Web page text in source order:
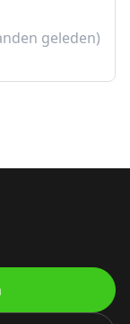
geleden)